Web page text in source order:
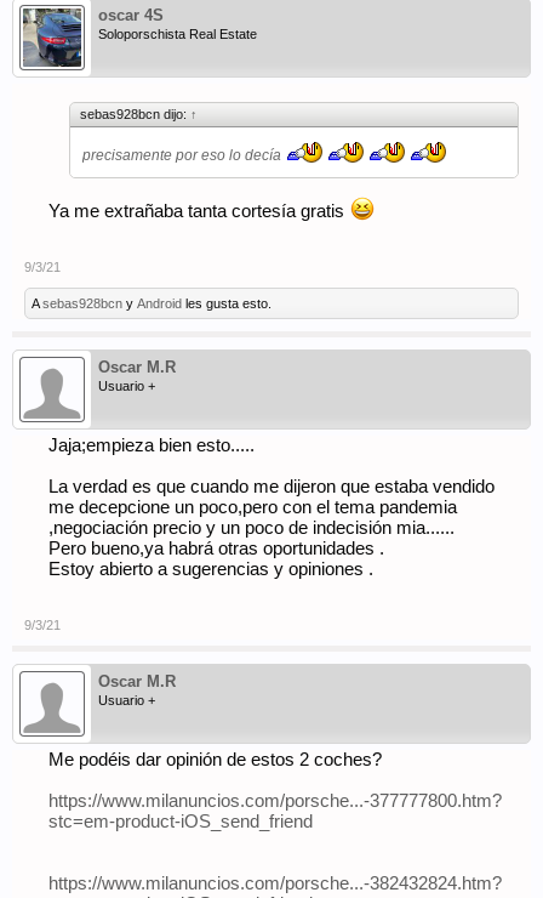
oscar 4S
Soloporschista Real Estate
sebas928bcn dijo: ↑
precisamente por eso lo decía
Ya me extrañaba tanta cortesía gratis
9/3/21
Asebas928bcn y Android les gusta esto.
Oscar M.R
Usuario +
Jaja;empieza bien esto.....
La verdad es que cuando me dijeron que estaba vendido
me decepcione un poco,pero con el tema pandemia
,negociación precio y un poco de indecisión mia......
Pero bueno,ya habrá otras oportunidades .
Estoy abierto a sugerencias y opiniones .
9/3/21
Oscar M.R
Usuario +
Me podéis dar opinión de estos 2 coches?
https://www.milanuncios.com/porsche...-377777800.htm?
stc=em-product-iOS_send_friend
https://www.milanuncios.com/porsche...-382432824.htm?